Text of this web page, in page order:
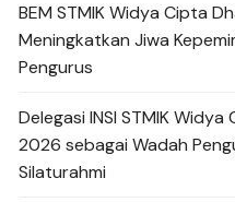
BEM STMIK Widya Cipta
Meningkatkan Jiwa
Pengurus
Delegasi INSI STMIK
2026 sebagai Wadah
Silaturahmi